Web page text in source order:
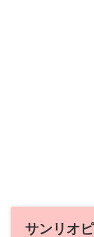
サンリオ